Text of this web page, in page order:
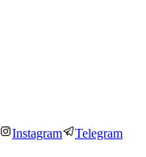
Instagram Telegram